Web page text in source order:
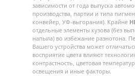
зависимости от года выпуска
производства, партии и типа
конвейер, УФ-выгорания). Крайне
отдельные элементы кузова (без
напыла) во избежание разнотона.
Вашего устройства может
восприятие цвета влияют
контрастность, цветовая
освещения и иные факторы.